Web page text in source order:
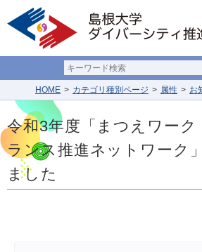
HOME カテゴリ種別ページ 属性 お
令和3年度「まつえワー
ランス推進ネットワーク
ました